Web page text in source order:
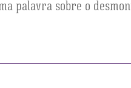
palavra sobre o